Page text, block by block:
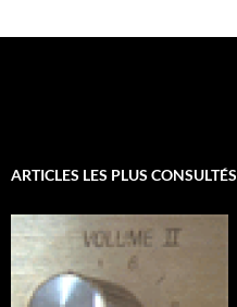
ARTICLES LES PLUS CONSULTÉS